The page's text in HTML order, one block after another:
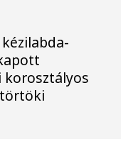
korosztályos